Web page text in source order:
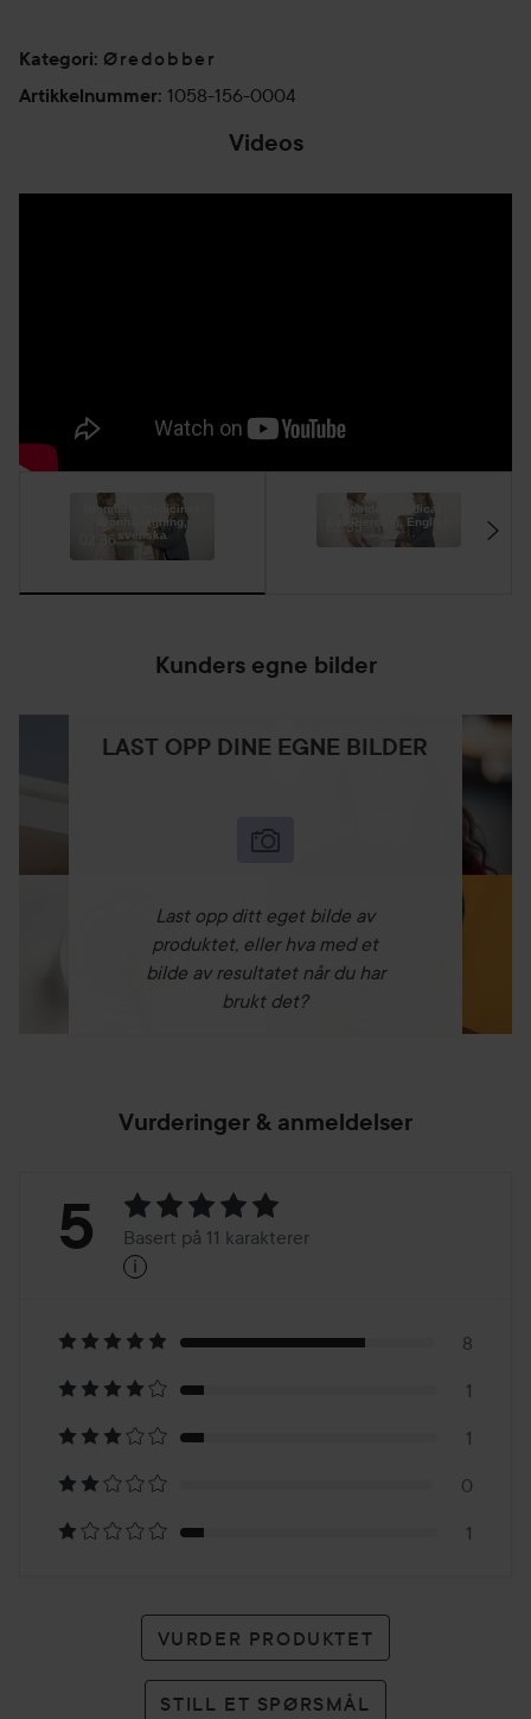
Kategori: Øredobber
Artikkelnummer: 1058-156-0004
Videos
Blomdahl Medicinsk
öronhåltagning,
svenska
02:36
Blomdahl Medical
Ear Piercing, English
02:35
Kunders egne bilder
LAST OPP DINE EGNE BILDER
Last opp ditt eget bilde av
produktet, eller hva med et
bilde av resultatet når du har
brukt det?
Vurderinger & anmeldelser
Vurdering:
Basert
på
11
karakterer
5 Basert på 11 karakterer
i
8
1
1
0
1
VURDER PRODUKTET
STILL ET SPØRSMÅL